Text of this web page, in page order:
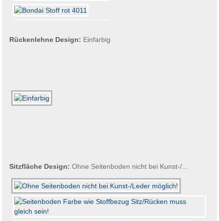
Rückenlehne Design: Einfarbig
Sitzfläche Design: Ohne Seitenboden nicht bei Kunst-/Leder möglich!